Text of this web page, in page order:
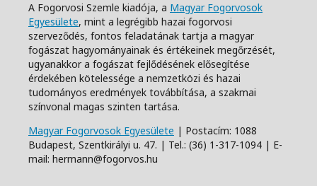
A Fogorvosi Szemle kiadója, a Magyar Fogorvosok
Egyesülete, mint a legrégibb hazai fogorvosi
szerveződés, fontos feladatának tartja a magyar
fogászat hagyományainak és értékeinek megőrzését,
ugyanakkor a fogászat fejlődésének elősegítése
érdekében kötelessége a nemzetközi és hazai
tudományos eredmények továbbítása, a szakmai
színvonal magas szinten tartása.
Magyar Fogorvosok Egyesülete | Postacím: 1088
Budapest, Szentkirályi u. 47. | Tel.: (36) 1-317-1094 | E-
mail: hermann@fogorvos.hu